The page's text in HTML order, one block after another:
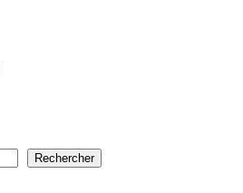
Rechercher